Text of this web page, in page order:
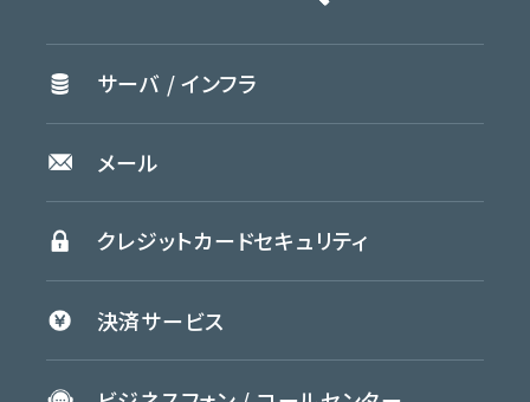
サーバ /インフラ
メール
クレジットカードセキュリティ
決済サービス